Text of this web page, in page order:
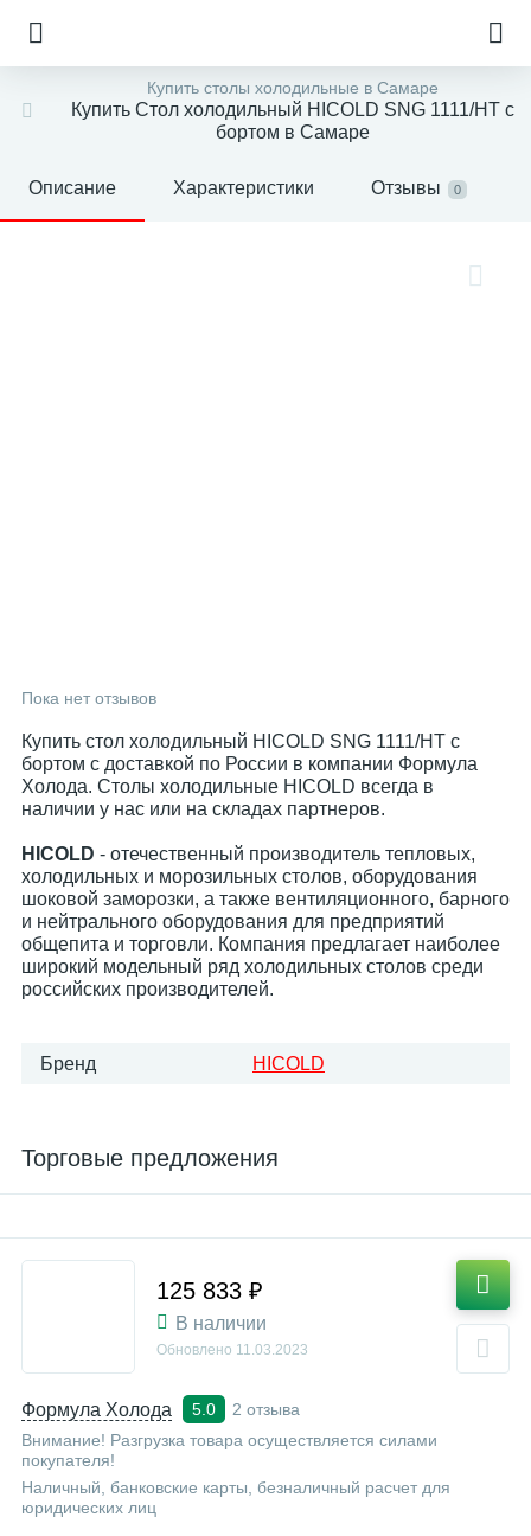
Купить столы холодильные в Самаре
Купить Стол холодильный HICOLD SNG 1111/HT с
бортом в Самаре
Описание Характеристики Отзывы 0
Пока нет отзывов
Купить стол холодильный HICOLD SNG 1111/HT с
бортом с доставкой по России в компании Формула
Холода. Столы холодильные HICOLD всегда в
наличии у нас или на складах партнеров.
HICOLD - отечественный производитель тепловых,
холодильных и морозильных столов, оборудования
шоковой заморозки, а также вентиляционного, барного
и нейтрального оборудования для предприятий
общепита и торговли. Компания предлагает наиболее
широкий модельный ряд холодильных столов среди
российских производителей.
Бренд HICOLD
Торговые предложения
Формула Холода 5.0
2 отзыва
Внимание! Разгрузка товара осуществляется силами
покупателя!
Наличный, банковские карты, безналичный расчет для
юридических лиц
125 833 ₽
В наличии
Обновлено 11.03.2023